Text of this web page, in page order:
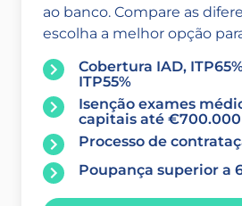
ao banco. Compare as
escolha a melhor opção
Cobertura IAD,
ITP55%
Isenção exames
capitais até €700.000
Processo de
Poupança superior a